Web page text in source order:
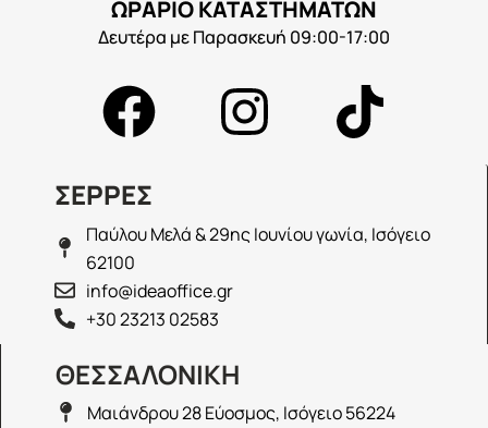
ΩΡΑΡΙΟ ΚΑΤΑΣΤΗΜΑΤΩΝ
Δευτέρα με Παρασκευή 09:00-17:00
ΣΕΡΡΕΣ
Παύλου Μελά & 29ης Ιουνίου γωνία, Ισόγειο
62100
info@ideaoffice.gr
+30 23213 02583
ΘΕΣΣΑΛΟΝΙΚΗ
Μαιάνδρου 28 Εύοσμος, Ισόγειο 56224